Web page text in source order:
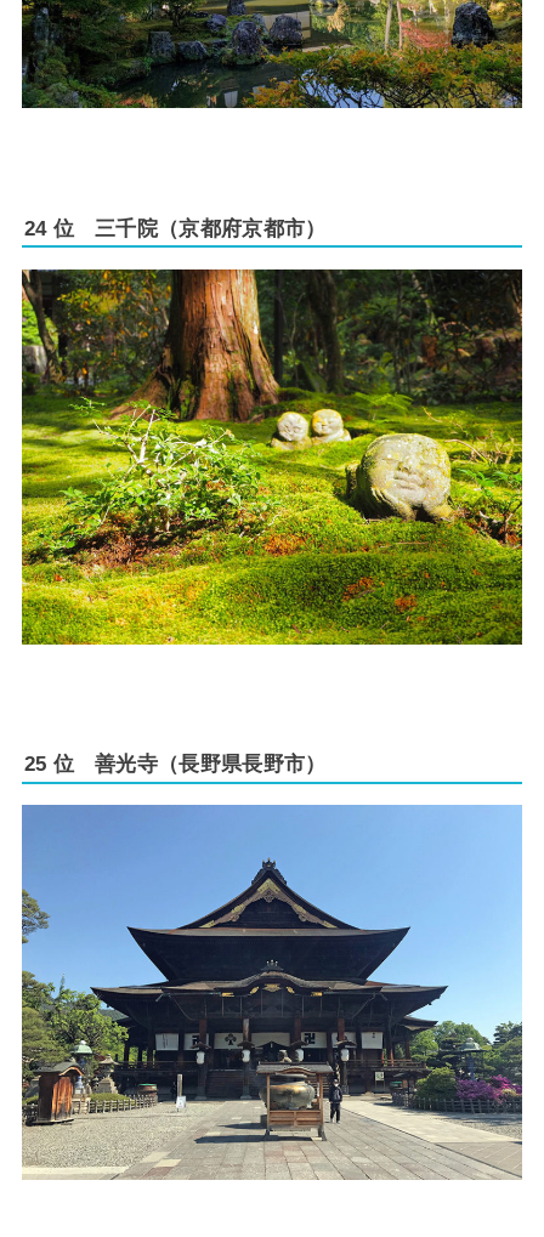
24 位 三千院（京都府京都市）
25 位 善光寺（長野県長野市）